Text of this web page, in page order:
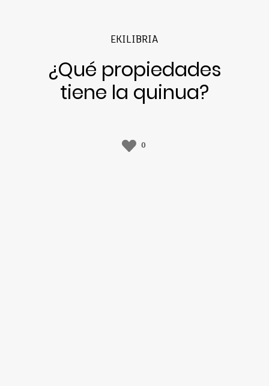
EKILIBRIA
¿Qué propiedades
tiene la quinua?
0